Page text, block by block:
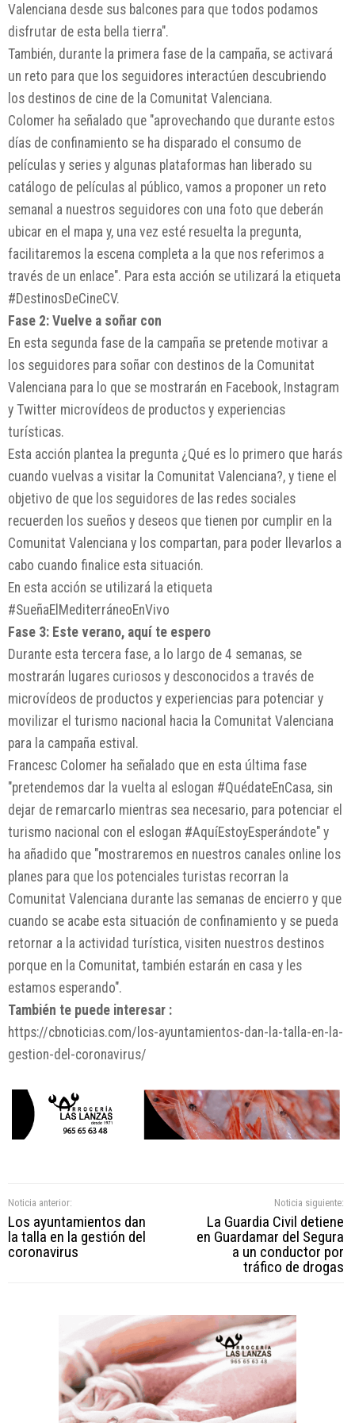
Valenciana desde sus balcones para que todos podamos
disfrutar de esta bella tierra".
También, durante la primera fase de la campaña, se activará
un reto para que los seguidores interactúen descubriendo
los destinos de cine de la Comunitat Valenciana.
Colomer ha señalado que "aprovechando que durante estos
días de confinamiento se ha disparado el consumo de
películas y series y algunas plataformas han liberado su
catálogo de películas al público, vamos a proponer un reto
semanal a nuestros seguidores con una foto que deberán
ubicar en el mapa y, una vez esté resuelta la pregunta,
facilitaremos la escena completa a la que nos referimos a
través de un enlace". Para esta acción se utilizará la etiqueta
#DestinosDeCineCV.
Fase 2: Vuelve a soñar con
En esta segunda fase de la campaña se pretende motivar a
los seguidores para soñar con destinos de la Comunitat
Valenciana para lo que se mostrarán en Facebook, Instagram
y Twitter microvídeos de productos y experiencias
turísticas.
Esta acción plantea la pregunta ¿Qué es lo primero que harás
cuando vuelvas a visitar la Comunitat Valenciana?, y tiene el
objetivo de que los seguidores de las redes sociales
recuerden los sueños y deseos que tienen por cumplir en la
Comunitat Valenciana y los compartan, para poder llevarlos a
cabo cuando finalice esta situación.
En esta acción se utilizará la etiqueta
#SueñaElMediterráneoEnVivo
Fase 3: Este verano, aquí te espero
Durante esta tercera fase, a lo largo de 4 semanas, se
mostrarán lugares curiosos y desconocidos a través de
microvídeos de productos y experiencias para potenciar y
movilizar el turismo nacional hacia la Comunitat Valenciana
para la campaña estival.
Francesc Colomer ha señalado que en esta última fase
"pretendemos dar la vuelta al eslogan #QuédateEnCasa, sin
dejar de remarcarlo mientras sea necesario, para potenciar el
turismo nacional con el eslogan #AquíEstoyEsperándote" y
ha añadido que "mostraremos en nuestros canales online los
planes para que los potenciales turistas recorran la
Comunitat Valenciana durante las semanas de encierro y que
cuando se acabe esta situación de confinamiento y se pueda
retornar a la actividad turística, visiten nuestros destinos
porque en la Comunitat, también estarán en casa y les
estamos esperando".
También te puede interesar :
https://cbnoticias.com/los-ayuntamientos-dan-la-talla-en-la-
gestion-del-coronavirus/
Noticia anterior:
Los ayuntamientos dan
la talla en la gestión del
coronavirus
Noticia siguiente:
La Guardia Civil detiene
en Guardamar del Segura
a un conductor por
tráfico de drogas